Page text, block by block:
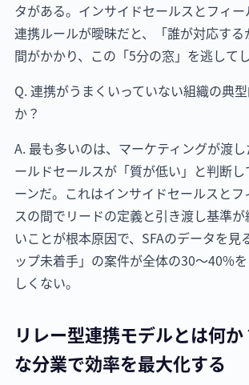
タがある。インサイドセールスとフィ
連携ルールが曖昧だと、「誰が対応す
間がかかり、この「5分の窓」を逃してし
Q. 連携がうまくいっていない組織の典
か？
A. 最も多いのは、マーケティングが渡
ールドセールスが「質が低い」と判断
ーンだ。これはインサイドセールスと
スの間でリードの定義と引き渡し基準
いことが根本原因で、SFAのデータを見
ップ未着手」の案件が全体の30〜40%
しくない。
リレー型連携モデルとは何
な分業で効率を最大化する